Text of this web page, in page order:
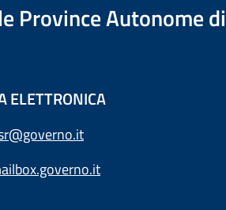
Province Autonome
ELETTRONICA